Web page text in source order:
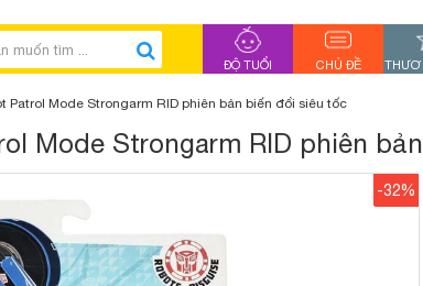
ĐỘ TUỔI CHỦ ĐỀ
Patrol Mode Strongarm RID phiên bản biến đổi siêu tốc
Mode Strongarm RID phiên
-32%